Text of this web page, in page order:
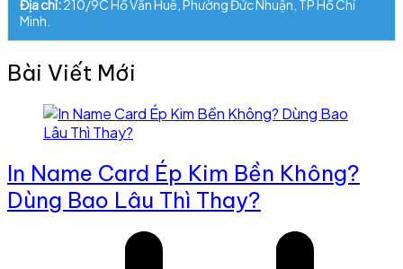
Địa chỉ:210/9C Hồ Văn Huê, Phường Đức Nhuận, TP Hồ Chí
Minh.
Bài Viết Mới
In Name Card Ép Kim Bền Không?
Dùng Bao Lâu Thì Thay?